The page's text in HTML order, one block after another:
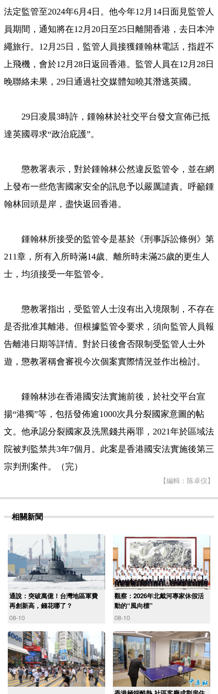
法定監管至2024年6月4日。他今年12月14日面見監管人
員期間，通知將在12月20日至25日離開香港，去日本沖
繩旅行。12月25日，監管人員接獲鍾翰林電話，指趕不
上飛機，會於12月28日返回香港。監管人員在12月28日
晚聯絡未果，29日通過社交媒體知曉其潛逃英國。
29日凌晨3時許，鍾翰林於社交平台發文宣佈已抵
達英國尋求“政治庇護”。
懲教署表示，對於鍾翰林公然違反監管令，並在網
上發布一些危害國家安全的訊息予以嚴厲譴責。呼籲鍾
翰林回頭是岸，盡快返回香港。
鍾翰林所接受的監管令是基於《刑事訴訟條例》第
211章，所有入所時滿14歲、離所時未滿25歲的更生人
士，均須接受一年監管令。
懲教署指出，受監管人士沒有出入境限制，不存在
是否批准其離港。但根據監管令要求，須向監管人員報
告離港日期等詳情。對於日後會否限制受監管人士外
遊，懲教署稱會審視今次個案實際情況並作出檢討。
鍾翰林涉在香港國安法實施前後，於社交平台宣
揚“港獨”等，包括發佈逾1000次具分裂國家意圖的帖
文。他承認分裂國家及洗黑錢共兩罪，2021年於區域法
院被判監禁共3年7個月。此案是香港國安法實施後第三
宗判刑案件。（完）
【編輯：陈卓仪】
相關新聞
通說：突破萬億！台灣地區軍費
再創新高，錢花哪了？
08-10
觀察：2026年北戴河專家休假活
動的“風向標”
08-10